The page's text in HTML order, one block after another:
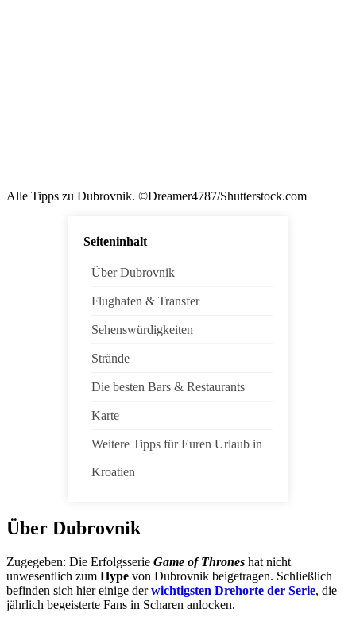
Alle Tipps zu Dubrovnik. ©Dreamer4787/Shutterstock.com
Seiteninhalt
Über Dubrovnik
Flughafen & Transfer
Sehenswürdigkeiten
Strände
Die besten Bars & Restaurants
Karte
Weitere Tipps für Euren Urlaub in
Kroatien
Über Dubrovnik
Zugegeben: Die Erfolgsserie Game of Thrones hat nicht
unwesentlich zum Hype von Dubrovnik beigetragen. Schließlich
befinden sich hier einige derwichtigsten Drehorte der Serie, die
jährlich begeisterte Fans in Scharen anlocken.